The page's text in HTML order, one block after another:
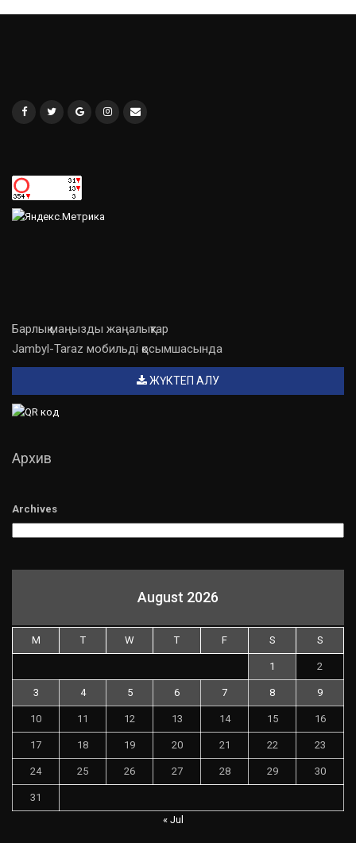
Барлық маңызды жаңалықтар
Jambyl-Taraz мобильді қосымшасында
ЖҮКТЕП АЛУ
Архив
Archives
August 2026
M T W T F S S
1 2
3 4 5 6 7 8 9
10 11 12 13 14 15 16
17 18 19 20 21 22 23
24 25 26 27 28 29 30
31
« Jul